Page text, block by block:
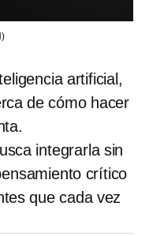
artificial,
de cómo hacer
integrarla sin
crítico
que cada vez